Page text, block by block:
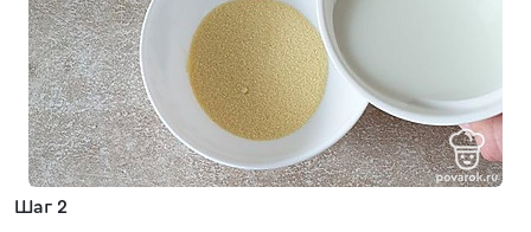
Шаг 2